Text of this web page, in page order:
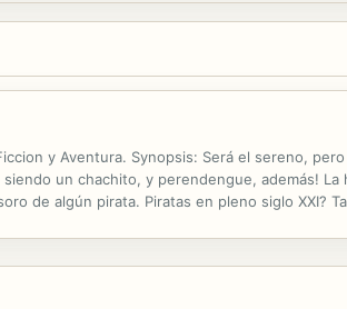
y Aventura. Synopsis: Será el sereno,
un chachito, y perendengue, además!
de algún pirata. Piratas en pleno siglo XXI?